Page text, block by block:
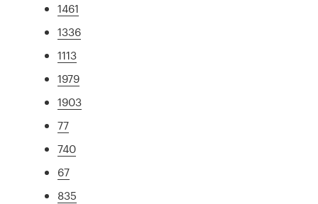
1461
1336
1113
1979
1903
77
740
67
835